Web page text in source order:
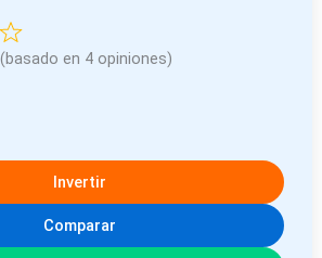
en 4 opiniones)
Invertir
Comparar